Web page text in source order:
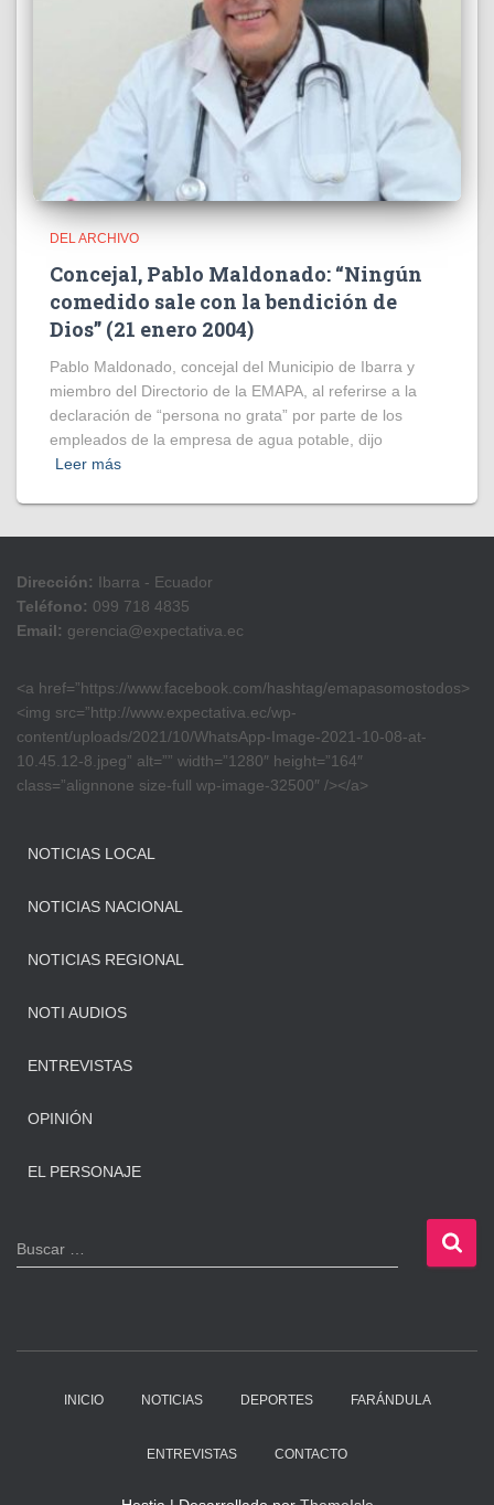
DEL ARCHIVO
Concejal, Pablo Maldonado: “Ningún
comedido sale con la bendición de
Dios” (21 enero 2004)
Pablo Maldonado, concejal del Municipio de Ibarra y
miembro del Directorio de la EMAPA, al referirse a la
declaración de “persona no grata” por parte de los
empleados de la empresa de agua potable, dijo
Leer más
Dirección: Ibarra - Ecuador
Teléfono: 099 718 4835
Email: gerencia@expectativa.ec
<a href=”https://www.facebook.com/hashtag/emapasomostodos>
<img src=”http://www.expectativa.ec/wp-
content/uploads/2021/10/WhatsApp-Image-2021-10-08-at-
10.45.12-8.jpeg” alt=”” width=”1280″ height=”164″
class=”alignnone size-full wp-image-32500″ /></a>
NOTICIAS LOCAL
NOTICIAS NACIONAL
NOTICIAS REGIONAL
NOTI AUDIOS
ENTREVISTAS
OPINIÓN
EL PERSONAJE
B
u
Buscar …
INICIO NOTICIAS DEPORTES FARÁNDULA
ENTREVISTAS CONTACTO